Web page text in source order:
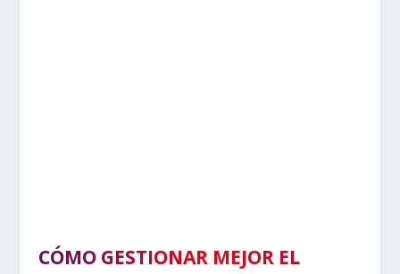
CÓMO GESTIONAR MEJOR EL